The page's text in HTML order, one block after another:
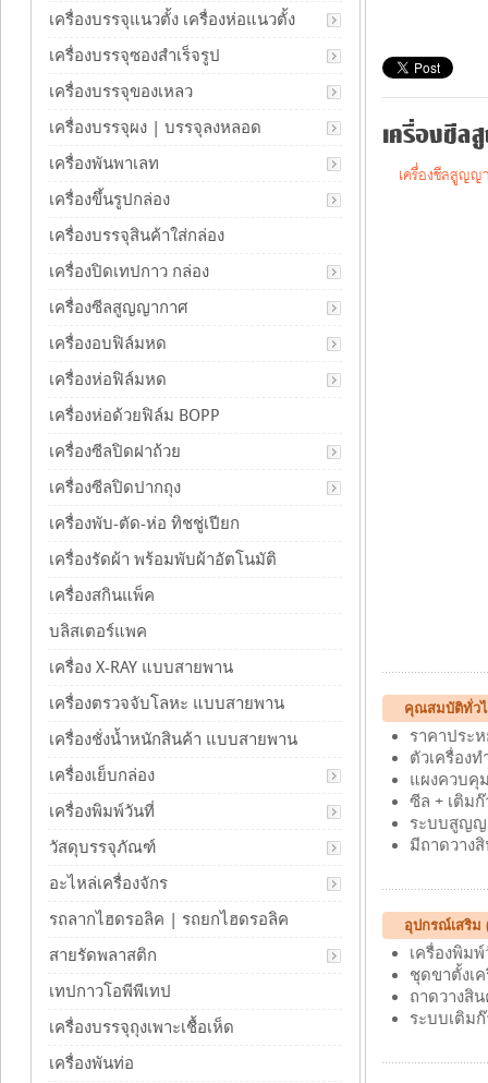
เครื่องซีลสู
เครื่องซีลสูญญา
คุณสมบัติทั่วไ
ราคาประ
ตัวเครื่อง
แผงควบคุ
ซีล + เติม
ระบบสูญญ
มีถาดวาง
อุปกรณ์เสริม
เครื่องพิม
ชุดขาตั้งเ
ถาดวางสิ
ระบบเติม
เครื่องบรรจุแนวตั้ง เครื่องห่อแนวตั้ง
เครื่องบรรจุซองสำเร็จรูป
เครื่องบรรจุของเหลว
เครื่องบรรจุผง | บรรจุลงหลอด
เครื่องพันพาเลท
เครื่องขึ้นรูปกล่อง
เครื่องบรรจุสินค้าใส่กล่อง
เครื่องปิดเทปกาว กล่อง
เครื่องซีลสูญญากาศ
เครื่องอบฟิล์มหด
เครื่องห่อฟิล์มหด
เครื่องห่อด้วยฟิล์ม BOPP
เครื่องซีลปิดฝาถ้วย
เครื่องซีลปิดปากถุง
เครื่องพับ-ตัด-ห่อ ทิชชู่เปียก
เครื่องรัดผ้า พร้อมพับผ้าอัตโนมัติ
เครื่องสกินแพ็ค
บลิสเตอร์แพค
เครื่อง X-RAY แบบสายพาน
เครื่องตรวจจับโลหะ แบบสายพาน
เครื่องชั่งน้ำหนักสินค้า แบบสายพาน
เครื่องเย็บกล่อง
เครื่องพิมพ์วันที่
วัสดุบรรจุภัณฑ์
อะไหล่เครื่องจักร
รถลากไฮดรอลิค | รถยกไฮดรอลิค
สายรัดพลาสติก
เทปกาวโอพีพีเทป
เครื่องบรรจุถุงเพาะเชื้อเห็ด
เครื่องพันท่อ